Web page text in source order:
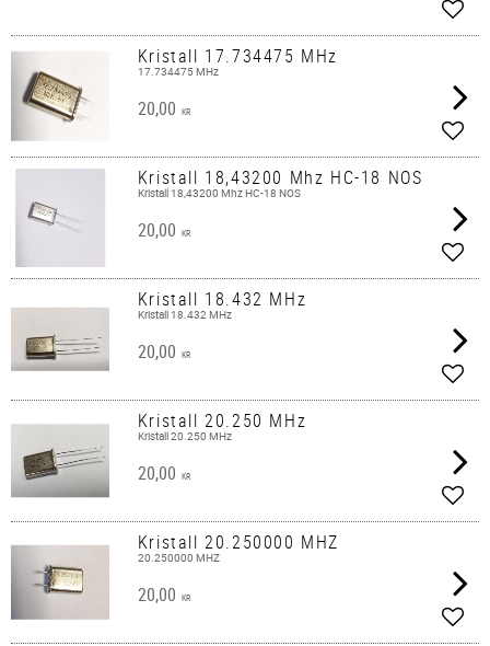
Kristall 17.734475 MHz
17.734475 MHz
20,00 KR
Kristall 18,43200 Mhz HC-18 NOS
Kristall 18,43200 Mhz HC-18 NOS
20,00 KR
Kristall 18.432 MHz
Kristall 18.432 MHz
20,00 KR
Kristall 20.250 MHz
Kristall 20.250 MHz
20,00 KR
Kristall 20.250000 MHZ
20.250000 MHZ
20,00 KR